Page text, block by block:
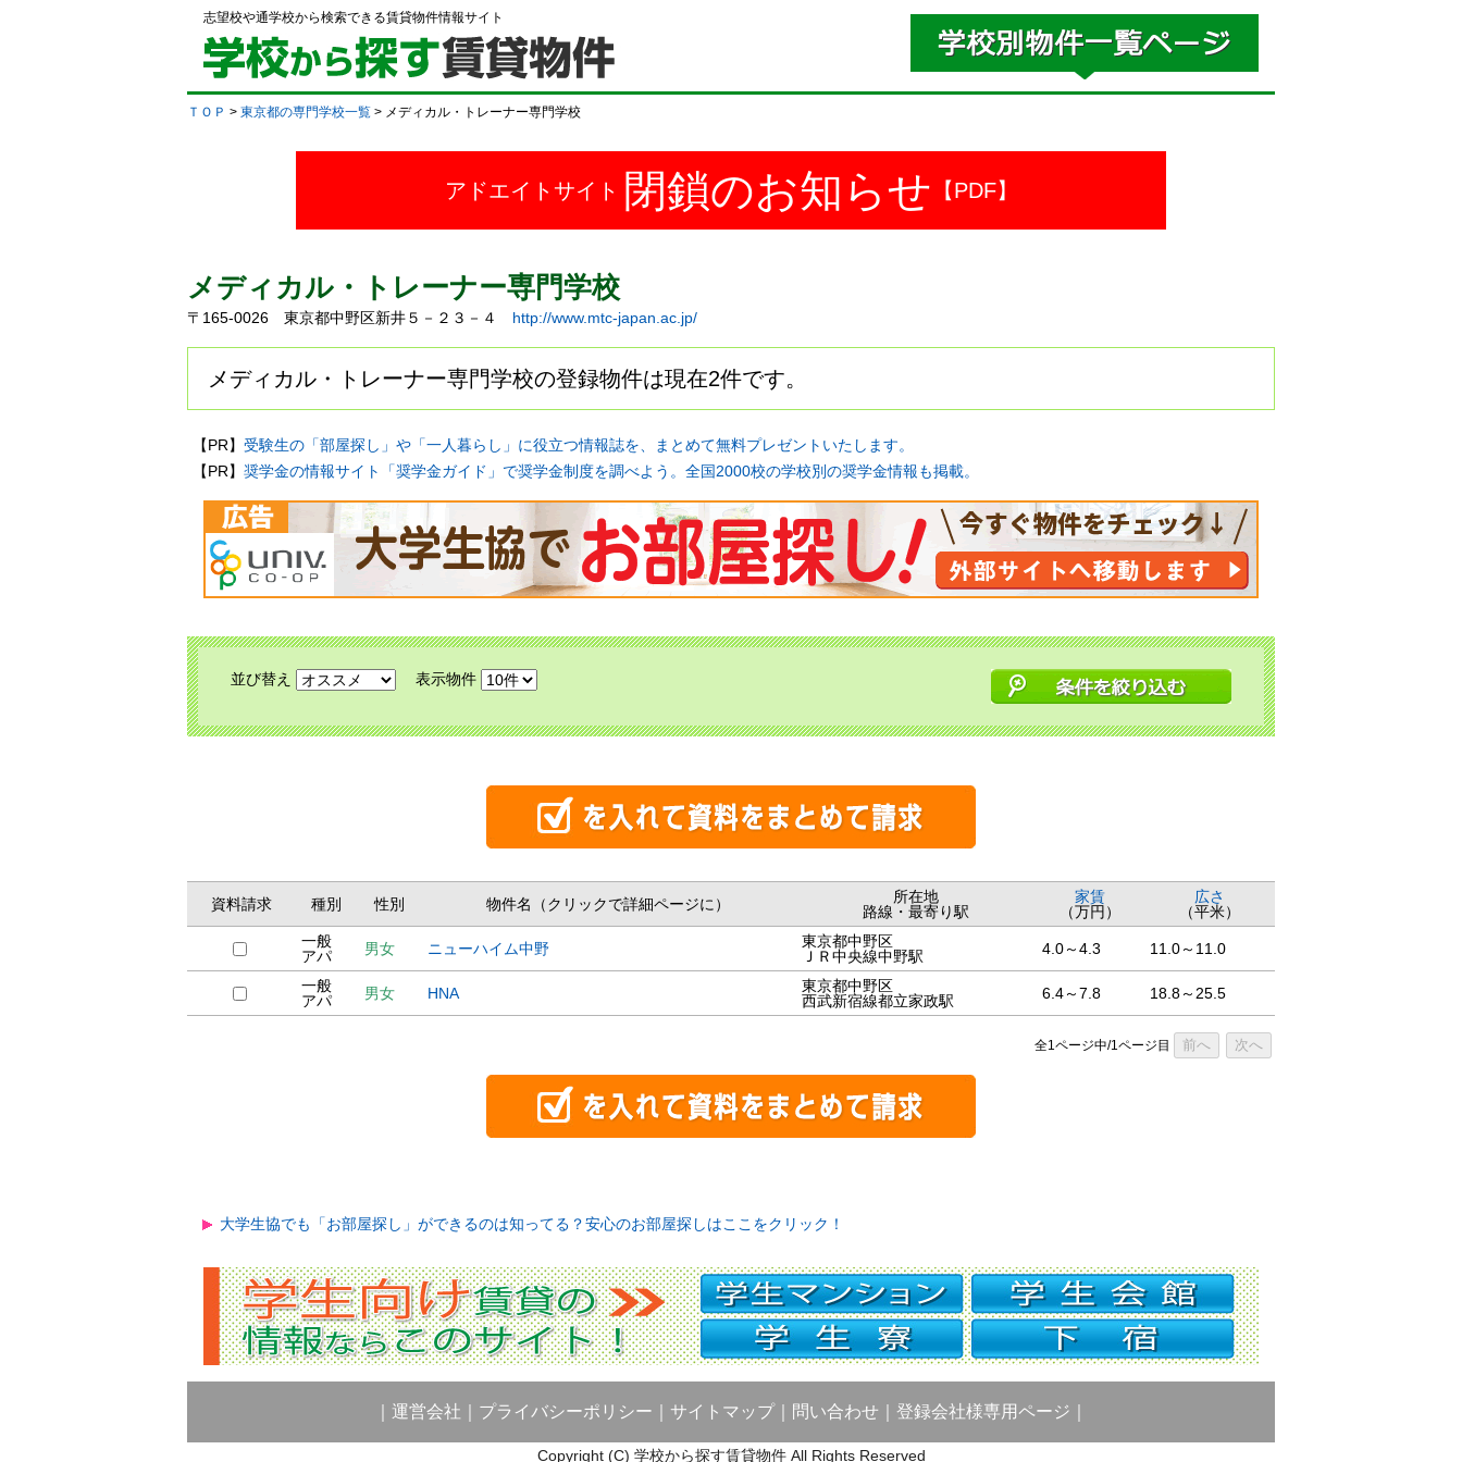
志望校や通学校から検索できる賃貸物件情報サイト
ＴＯＰ > 東京都の専門学校一覧 > メディカル・トレーナー専門学校
アドエイトサイト 閉鎖のお知らせ 【PDF】
メディカル・トレーナー専門学校
〒165-0026 東京都中野区新井５－２３－４ http://www.mtc-japan.ac.jp/
メディカル・トレーナー専門学校の登録物件は現在2件です。
【PR】 受験生の「部屋探し」や「一人暮らし」に役立つ情報誌を、まとめて無料プレゼントいたします。
【PR】 奨学金の情報サイト「奨学金ガイド」で奨学金制度を調べよう。全国2000校の学校別の奨学金情報も掲載。
並び替え 表示物件
資料請求 種別 性別 物件名（クリックで詳細ページに）
所在地
路線・最寄り駅
家賃
（万円）
広さ
（平米）
一般
アパ
男女 ニューハイム中野
東京都中野区
ＪＲ中央線中野駅
4.0～4.3 11.0～11.0
一般
アパ
男女 HNA
東京都中野区
西武新宿線都立家政駅
6.4～7.8 18.8～25.5
全1ページ中/1ページ目 前へ 次へ
大学生協でも「お部屋探し」ができるのは知ってる？安心のお部屋探しはここをクリック！
運営会社 プライバシーポリシー サイトマップ｜ 問い合わせ 登録会社様専用ページ
Copyright (C) 学校から探す賃貸物件 All Rights Reserved